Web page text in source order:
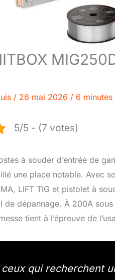
/ 26 mai 2026 / 6
5/5 - (7 votes)
à souder d’entrée de
une place notable. Avec
LIFT TIG et pistolet à
de dépannage. À 200A
tient à l’épreuve de
qui recherchent